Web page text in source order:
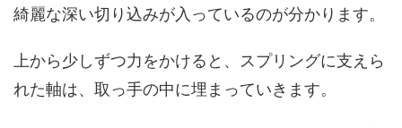
綺麗な深い切り込みが入っているのが分かります。
上から少しずつ力をかけると、スプリングに支えら
れた軸は、取っ手の中に埋まっていきます。